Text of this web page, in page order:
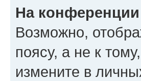
На
Возможно,
поясу, а не к
измените в